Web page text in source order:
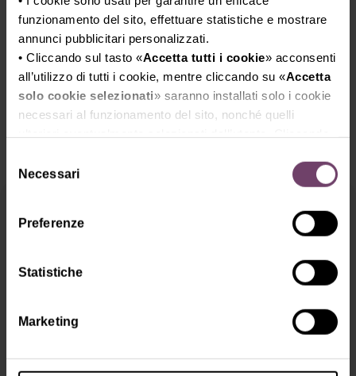
funzionamento del sito, effettuare statistiche e mostrare
annunci pubblicitari personalizzati.
• Cliccando sul tasto «Accetta tutti i cookie» acconsenti
all’utilizzo di tutti i cookie, mentre cliccando su «Accetta
solo cookie selezionati» saranno installati solo i cookie
necessari al funzionamento del sito, nonché quelli
tecnici.
dettaglio i singoli cookie e le terze parti che installano i
cookie tramite il presente sito.
delNecessari
Preferenze
Statistiche
Marketing
Partners
Moderator:
Giorgio Dell’Orefice,Il Sole 24 Ore – Radiocor